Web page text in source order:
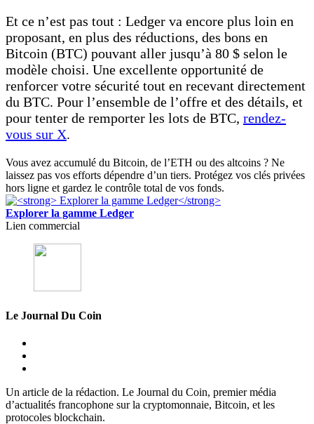
Et ce n’est pas tout : Ledger va encore plus loin en
proposant, en plus des réductions, des bons en
Bitcoin (BTC) pouvant aller jusqu’à 80 $ selon le
modèle choisi. Une excellente opportunité de
renforcer votre sécurité tout en recevant directement
du BTC. Pour l’ensemble de l’offre et des détails, et
pour tenter de remporter les lots de BTC, rendez-
vous sur X.
Vous avez accumulé du Bitcoin, de l’ETH ou des altcoins ? Ne
laissez pas vos efforts dépendre d’un tiers. Protégez vos clés privées
hors ligne et gardez le contrôle total de vos fonds.
Explorer la gamme Ledger
Lien commercial
Le Journal Du Coin
Un article de la rédaction. Le Journal du Coin, premier média
d’actualités francophone sur la cryptomonnaie, Bitcoin, et les
protocoles blockchain.